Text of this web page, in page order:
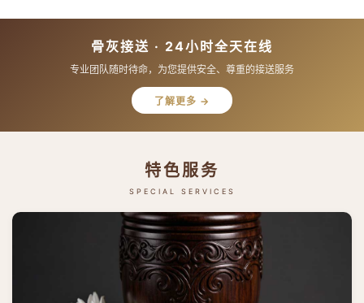
骨灰接送 · 24小时全天在线
专业团队随时待命，为您提供安全、尊重的接送服务
了解更多 →
特色服务
SPECIAL SERVICES